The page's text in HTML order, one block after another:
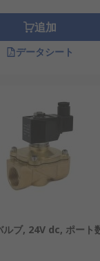
追加
データシート
ルブ, 24V dc, ポート